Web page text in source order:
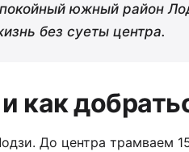
южный район
без суеты центра.
как
До центра трамваем